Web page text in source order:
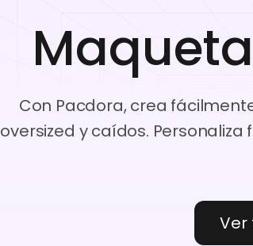
Con Pacdora, crea
oversized y caídos.
Ver